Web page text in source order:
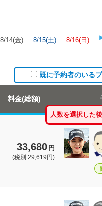
8/14(金) 8/15(土) 8/16(日)
既に予約者のいる
料金(総額)
33,680円
(税別 29,619円)
人数を選択した